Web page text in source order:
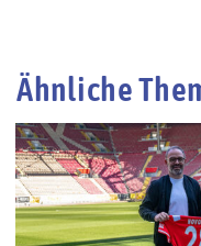
Ähnliche